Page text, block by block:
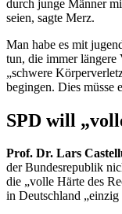
durch junge Männer
seien, sagte Merz.
Man habe es mit
tun, die immer längere
„schwere
begingen. Dies müsse
SPD will
Prof. Dr. Lars
der Bundesrepublik
die „volle Härte des
in Deutschland